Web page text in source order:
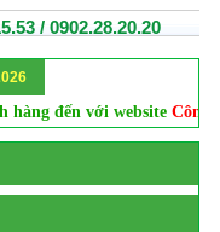
/ 0902.28.20.20
đến với websiteCông ty